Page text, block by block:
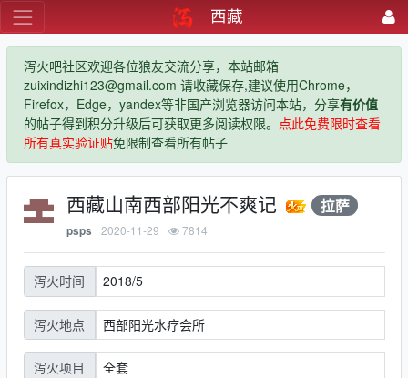
西藏
泻火吧社区欢迎各位狼友交流分享，本站邮箱
zuixindizhi123@gmail.com 请收藏保存,建议使用Chrome，
Firefox，Edge，yandex等非国产浏览器访问本站，分享有价值
的帖子得到积分升级后可获取更多阅读权限。 点此免费限时查看
所有真实验证贴免限制查看所有帖子
西藏山南西部阳光不爽记 拉萨
psps 2020-11-29 7814
泻火时间 2018/5
泻火地点 西部阳光水疗会所
泻火项目 全套